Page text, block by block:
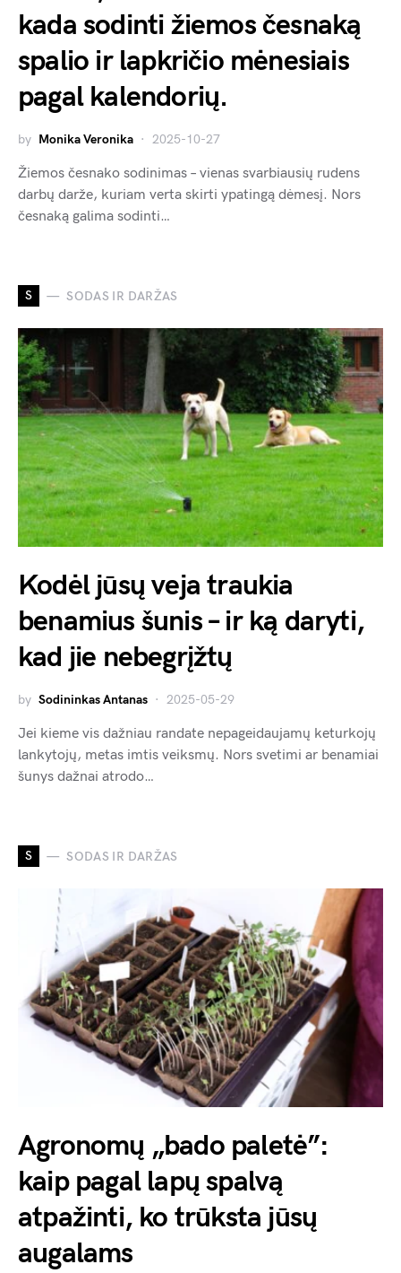
kada sodinti žiemos česnaką
spalio ir lapkričio mėnesiais
pagal kalendorių.
by Monika Veronika 2025-10-27
Žiemos česnako sodinimas – vienas svarbiausių rudens
darbų darže, kuriam verta skirti ypatingą dėmesį. Nors
česnaką galima sodinti…
S SODAS IR DARŽAS
Kodėl jūsų veja traukia
benamius šunis – ir ką daryti,
kad jie nebegrįžtų
by Sodininkas Antanas 2025-05-29
Jei kieme vis dažniau randate nepageidaujamų keturkojų
lankytojų, metas imtis veiksmų. Nors svetimi ar benamiai
šunys dažnai atrodo…
S SODAS IR DARŽAS
Agronomų „bado paletė”:
kaip pagal lapų spalvą
atpažinti, ko trūksta jūsų
augalams